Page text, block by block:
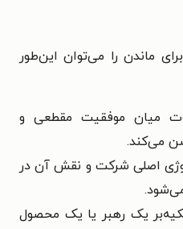
ماندن را می‌توان این‌طور
میان موفقیت مقطعی و
می‌کند.
اصلی شرکت و نقش آن در
یک رهبر یا یک محصول